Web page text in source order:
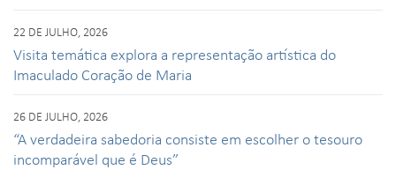
22 DE JULHO, 2026
Visita temática explora a representação artística do
Imaculado Coração de Maria
26 DE JULHO, 2026
“A verdadeira sabedoria consiste em escolher o tesouro
incomparável que é Deus”